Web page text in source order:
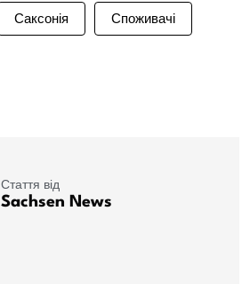
Саксонія Споживачі
Стаття від
Sachsen News